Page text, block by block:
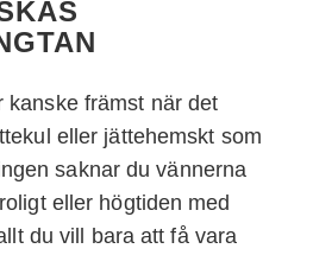
kanske främst när det
eller jättehemskt som
saknar du vännerna
eller högtiden med
du vill bara att få vara